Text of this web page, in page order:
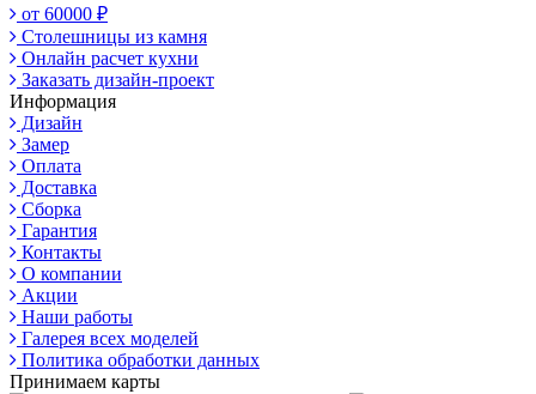
от 60000 ₽
Столешницы из камня
Онлайн расчет кухни
Заказать дизайн-проект
Информация
Дизайн
Замер
Оплата
Доставка
Сборка
Гарантия
Контакты
О компании
Акции
Наши работы
Галерея всех моделей
Политика обработки данных
Принимаем карты